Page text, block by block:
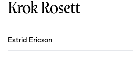
Krok Rosett
Formgivning:
Estrid Ericson